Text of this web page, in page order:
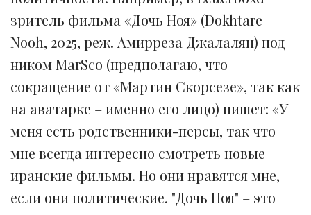
зритель фильма «Дочь Ноя» (Dokhtare
Nooh, 2025, реж. Амирреза Джалалян) под
ником MarSco (предполагаю, что
сокращение от «Мартин Скорсезе», так как
на аватарке – именно его лицо) пишет: «У
меня есть родственники-персы, так что
мне всегда интересно смотреть новые
иранские фильмы. Но они нравятся мне,
если они политические. "Дочь Ноя" – это